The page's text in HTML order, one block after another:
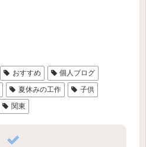
おすすめ
個人ブログ
夏休みの工作
子供
関東